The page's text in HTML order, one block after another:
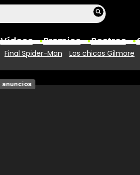
Vídeos Premios Rostros
Fotos
Final Spider-Man Las chicas Gilmore
anuncios